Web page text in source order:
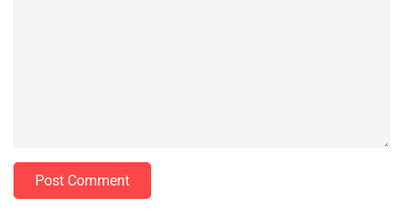
Post Comment